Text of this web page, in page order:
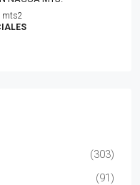
mts2
(303)
(91)